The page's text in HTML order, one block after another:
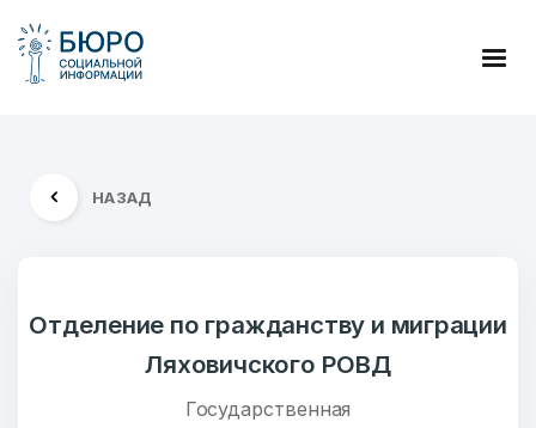
НАЗАД
Отделение по гражданству и миграции
Ляховичского РОВД
Государственная